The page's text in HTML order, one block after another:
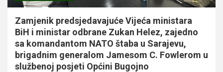
Zamjenik predsjedavajuće Vijeća ministara
BiH i ministar odbrane Zukan Helez, zajedno
sa komandantom NATO štaba u Sarajevu,
brigadnim generalom Jamesom C. Fowlerom u
službenoj posjeti Općini Bugojno